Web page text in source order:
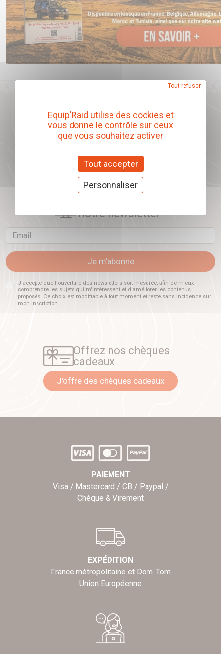
Notre catalogue produits
notre newsletter
Email
Je m'abonne
J'accepte que l'ouverture des newsletters soit mesurée, afin de mieux
comprendre les sujets qui m'intéressent et d'améliorer les contenus
proposés. Ce choix est modifiable à tout moment et reste sans incidence sur
mon inscription.
Offrez nos chèques
cadeaux
J'offre des chèques cadeaux
PAIEMENT
Visa / Mastercard / CB / Paypal /
Chèque & Virement
EXPÉDITION
France métropolitaine et Dom-Tom
Union Européenne
Equip'Raid utilise des cookies et
vous donne le contrôle sur ceux
que vous souhaitez activer
Tout accepter
Tout refuser
Personnaliser